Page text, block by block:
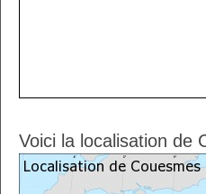
Voici la localisation de